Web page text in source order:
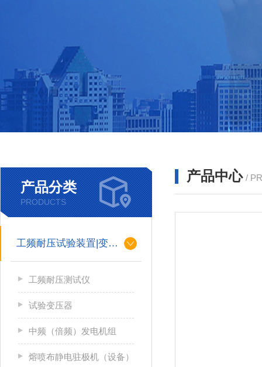
产品分类
PRODUCTS
工频耐压试验装置|变压器
工频耐压测试仪
试验变压器
中频（倍频）发电机组
熔喷布静电驻极机（设备）
产品中心 /